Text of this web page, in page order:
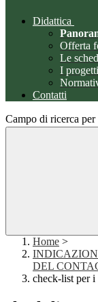
Didattica
Offerta
Le
I
Contatti
Campo di ricerca
Home >
DEL
check-list per i